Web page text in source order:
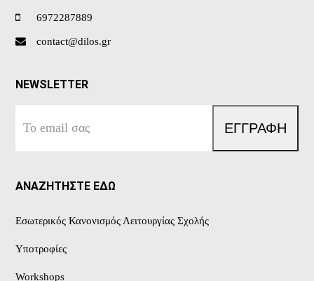
6972287889
contact@dilos.gr
NEWSLETTER
email
ΕΓΓΡΑΦΗ
ΑΝΑΖΗΤΗΣΤΕ ΕΔΩ
Εσωτερικός Κανονισμός Λειτουργίας Σχολής
Υποτροφίες
Workshops